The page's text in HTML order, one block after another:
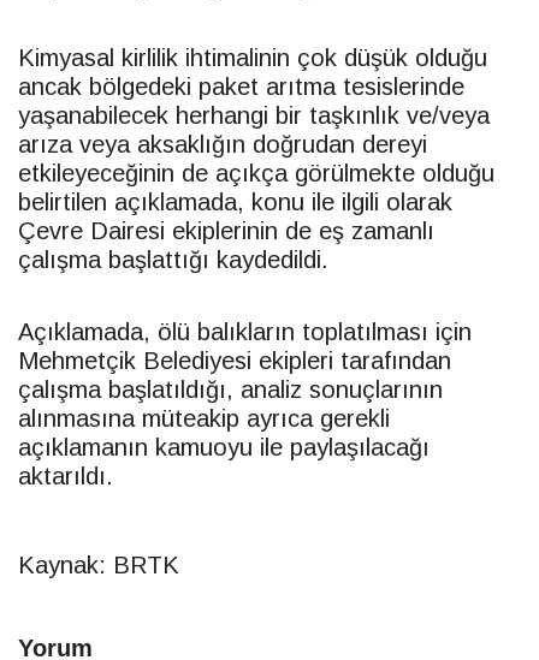
Kimyasal kirlilik ihtimalinin çok düşük olduğu
ancak bölgedeki paket arıtma tesislerinde
yaşanabilecek herhangi bir taşkınlık ve/veya
arıza veya aksaklığın doğrudan dereyi
etkileyeceğinin de açıkça görülmekte olduğu
belirtilen açıklamada, konu ile ilgili olarak
Çevre Dairesi ekiplerinin de eş zamanlı
çalışma başlattığı kaydedildi.
Açıklamada, ölü balıkların toplatılması için
Mehmetçik Belediyesi ekipleri tarafından
çalışma başlatıldığı, analiz sonuçlarının
alınmasına müteakip ayrıca gerekli
açıklamanın kamuoyu ile paylaşılacağı
aktarıldı.
Kaynak: BRTK
Yorum